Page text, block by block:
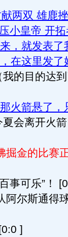
两双 雄鹿
小皇帝 开
，就发表了
在这里发了
我的目的达
火箭悬了，
夏会离开火
掘金的比赛
事可乐”！
阿尔斯通得
]